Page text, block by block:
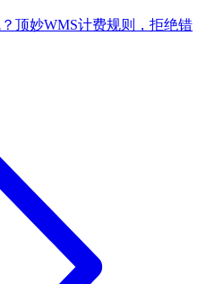
顶妙WMS计费规则，拒绝错